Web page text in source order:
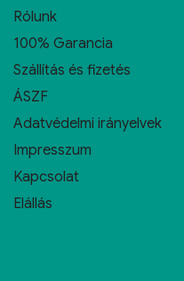
Rólunk
100% Garancia
Szállítás és fizetés
ÁSZF
Adatvédelmi irányelvek
Impresszum
Kapcsolat
Elállás